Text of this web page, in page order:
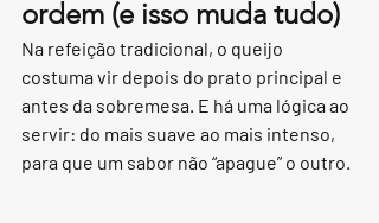
ordem (e isso muda tudo)
Na refeição tradicional, o queijo
costuma vir depois do prato principal e
antes da sobremesa. E há uma lógica ao
servir: do mais suave ao mais intenso,
para que um sabor não “apague” o outro.